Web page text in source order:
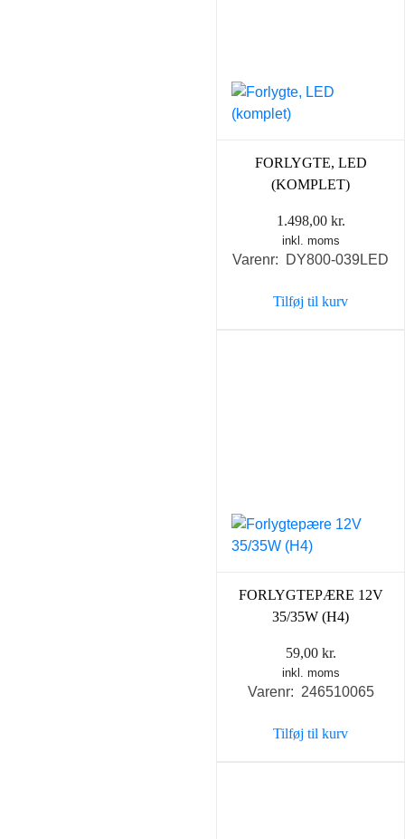
FORLYGTE, LED
(KOMPLET)
1.498,00 kr.
inkl. moms
Varenr: DY800-039LED
Tilføj til kurv
FORLYGTEPÆRE 12V
35/35W (H4)
59,00 kr.
inkl. moms
Varenr: 246510065
Tilføj til kurv